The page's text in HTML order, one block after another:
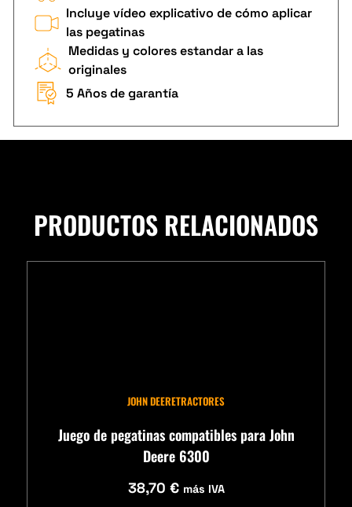
Incluye vídeo explicativo de cómo aplicar
las pegatinas
Medidas y colores estandar a las
originales
5 Años de garantía
PRODUCTOS RELACIONADOS
JOHN DEERETRACTORES
Juego de pegatinas compatibles para John
Deere 6300
38,70 € más IVA